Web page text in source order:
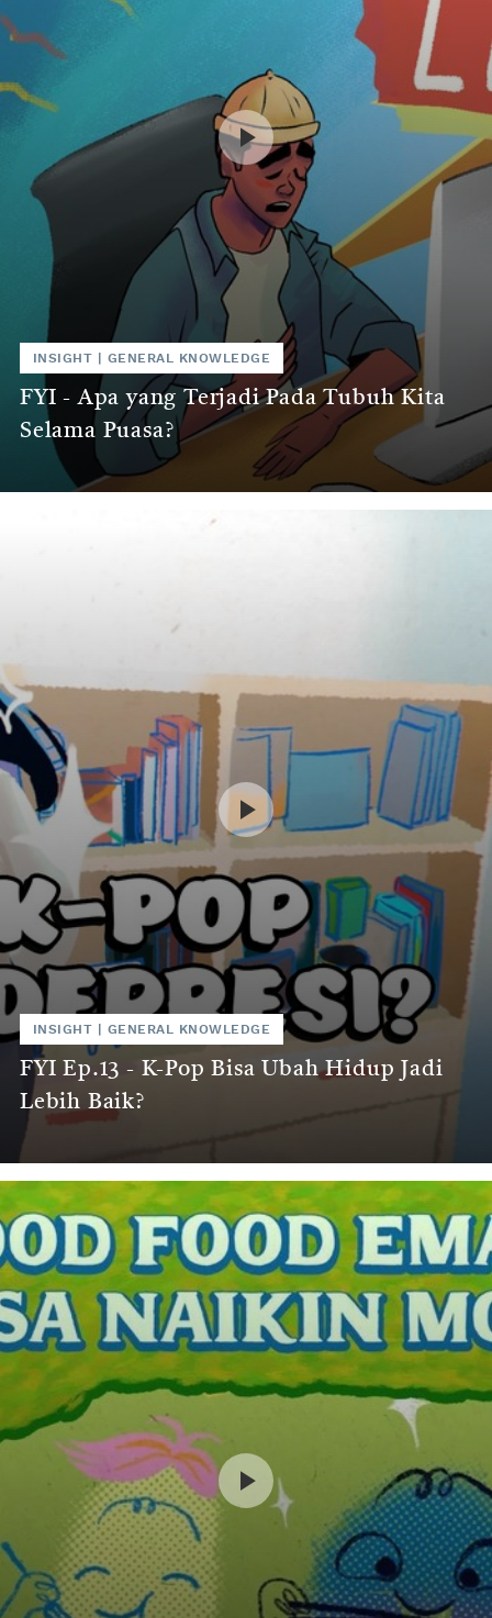
INSIGHT GENERAL KNOWLEDGE
FYI - Apa yang Terjadi Pada Tubuh Kita
Selama Puasa?
INSIGHT GENERAL KNOWLEDGE
FYI Ep.13 - K-Pop Bisa Ubah Hidup Jadi
Lebih Baik?